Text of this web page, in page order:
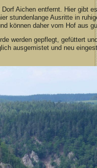
Aichen entfernt. Hier gibt
stundenlange Ausritte in
können daher vom Hof aus
werden gepflegt, gefüttert
ausgemistet und neu